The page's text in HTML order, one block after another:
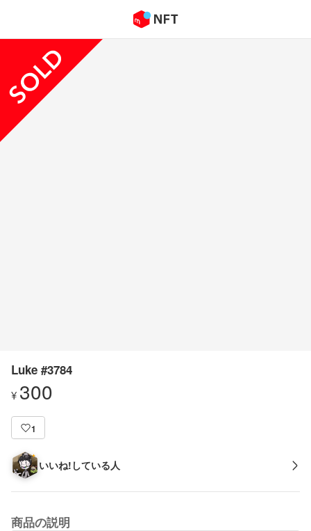
Luke #3784
¥ 300
1
いいね!している人
商品の説明